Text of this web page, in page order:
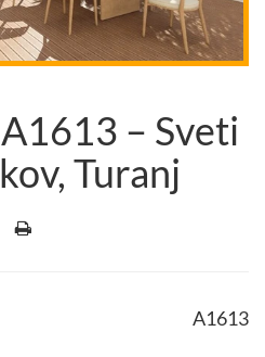
– Sveti
Turanj
A1613